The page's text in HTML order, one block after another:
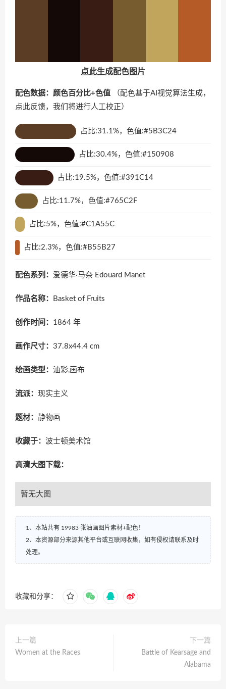
点此生成配色图片
配色数据：颜色百分比+色值 （配色基于AI视觉算法生成，
点此反馈，我们将进行人工校正）
占比:31.1%，色值:#5B3C24
占比:30.4%，色值:#150908
占比:19.5%，色值:#391C14
占比:11.7%，色值:#765C2F
占比:5%，色值:#C1A55C
占比:2.3%，色值:#B55B27
配色系列： 爱德华·马奈 Edouard Manet
作品名称： Basket of Fruits
创作时间： 1864 年
画作尺寸： 37.8x44.4 cm
绘画类型： 油彩,画布
流派： 现实主义
题材： 静物画
收藏于： 波士顿美术馆
高清大图下载：
暂无大图
1、本站共有 19983 张油画图片素材+配色！
2、本资源部分来源其他平台或互联网收集，如有侵权请联系及时
处理。
收藏和分享：
上一篇
Women at the Races
下一篇
Battle of Kearsage and
Alabama